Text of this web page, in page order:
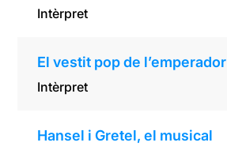
Intèrpret
El vestit pop de l’emperador
Intèrpret
Hansel i Gretel, el musical